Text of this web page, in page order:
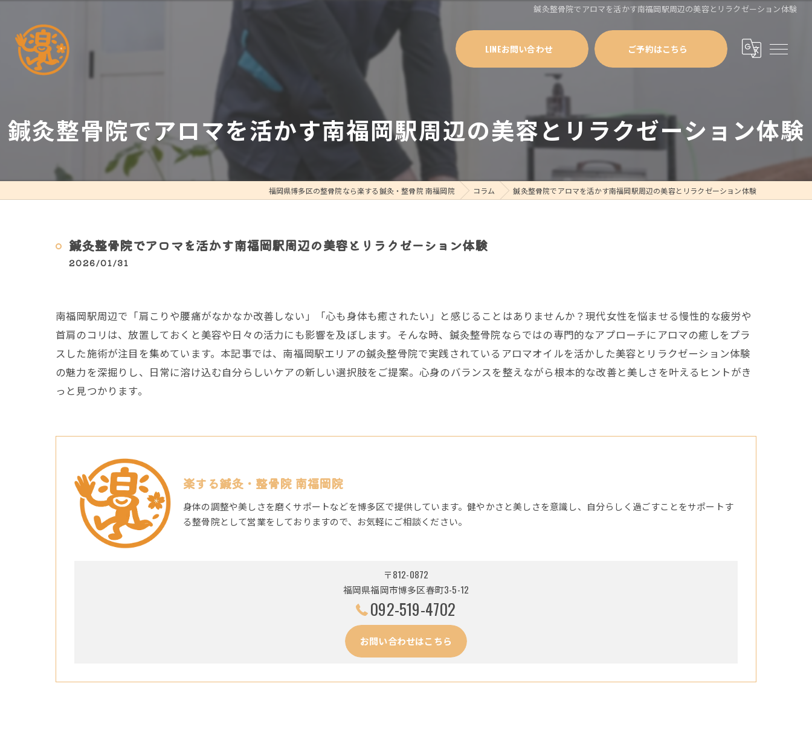
鍼灸整骨院でアロマを活かす南福岡駅周辺の美容とリラクゼーション体験
LINEお問い合わせ ご予約はこちら
鍼灸整骨院でアロマを活かす南福岡駅周辺の美容とリラクゼーション体験
福岡県博多区の整骨院なら楽する鍼灸・整骨院 南福岡院 コラム 鍼灸整骨院でアロマを活かす南福岡駅周辺の美容とリラクゼーション体験
鍼灸整骨院でアロマを活かす南福岡駅周辺の美容とリラクゼーション体験
2026/01/31
南福岡駅周辺で「肩こりや腰痛がなかなか改善しない」「心も身体も癒されたい」と感じることはありませんか？現代女性を悩ませる慢性的な疲労や
首肩のコリは、放置しておくと美容や日々の活力にも影響を及ぼします。そんな時、鍼灸整骨院ならではの専門的なアプローチにアロマの癒しをプラ
スした施術が注目を集めています。本記事では、南福岡駅エリアの鍼灸整骨院で実践されているアロマオイルを活かした美容とリラクゼーション体験
の魅力を深掘りし、日常に溶け込む自分らしいケアの新しい選択肢をご提案。心身のバランスを整えながら根本的な改善と美しさを叶えるヒントがき
っと見つかります。
楽する鍼灸・整骨院 南福岡院
身体の調整や美しさを磨くサポートなどを博多区で提供しています。健やかさと美しさを意識し、自分らしく過ごすことをサポートす
る整骨院として営業をしておりますので、お気軽にご相談ください。
〒812-0872
福岡県福岡市博多区春町3-5-12
092-519-4702
お問い合わせはこちら